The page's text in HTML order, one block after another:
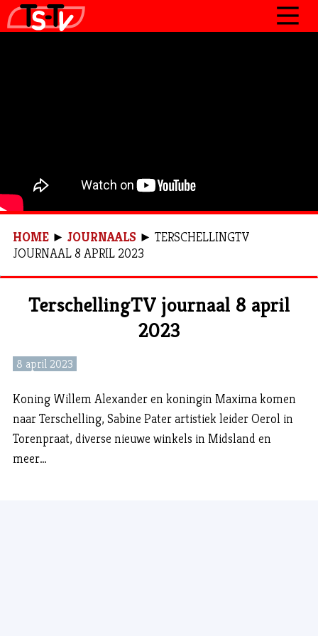
CONTACT
HOME► JOURNAALS ► TERSCHELLINGTV
JOURNAAL 8 APRIL 2023
TerschellingTV journaal 8 april
2023
8 april 2023
Koning Willem Alexander en koningin Maxima komen
naar Terschelling, Sabine Pater artistiek leider Oerol in
Torenpraat, diverse nieuwe winkels in Midsland en
meer…